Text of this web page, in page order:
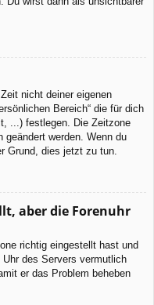
nicht deiner eigenen
Bereich“ die für dich
...) festlegen. Die Zeitzone
geändert werden. Wenn du
Grund, dies jetzt zu tun.
aber die Forenuhr
richtig eingestellt hast und
des Servers vermutlich
er das Problem beheben